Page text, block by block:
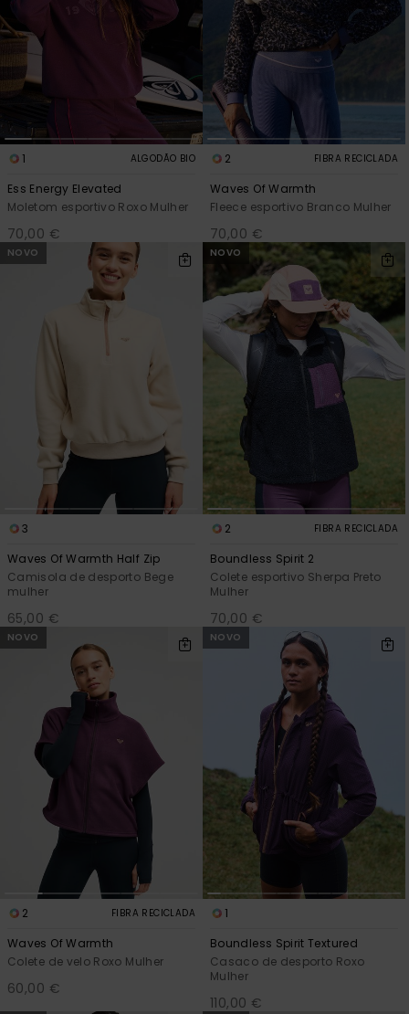
1 ALGODÃO BIO
Ess Energy Elevated
Moletom esportivo Roxo Mulher
70,00 €
2 FIBRA RECICLADA
Waves Of Warmth
Fleece esportivo Branco Mulher
70,00 €
NOVO
3
Waves Of Warmth Half Zip
Camisola de desporto Bege
mulher
65,00 €
NOVO
2 FIBRA RECICLADA
Boundless Spirit 2
Colete esportivo Sherpa Preto
Mulher
70,00 €
NOVO
2 FIBRA RECICLADA
Waves Of Warmth
Colete de velo Roxo Mulher
60,00 €
NOVO
1
Boundless Spirit Textured
Casaco de desporto Roxo
Mulher
110,00 €